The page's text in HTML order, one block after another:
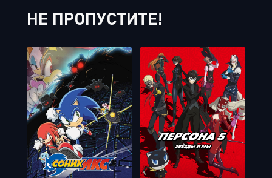
НЕ ПРОПУСТИТЕ!